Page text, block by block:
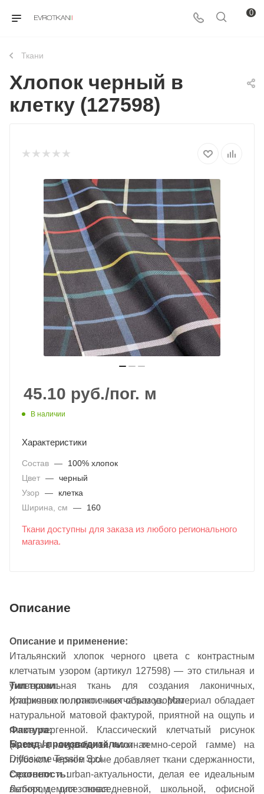
0
Ткани
Хлопок черный в
клетку (127598)
45.10 руб./пог. м
В наличии
Характеристики
Состав —
100% хлопок
Цвет — черный
Узор
—
клетка
Ширина, см
— 160
Ткани доступны для заказа из любого регионального
магазина.
Описание
Описание и применение:
Итальянский хлопок черного цвета с контрастным
клетчатым узором (артикул 127598) — это стильная и
универсальная ткань для создания лаконичных,
графичных и практичных образов. Материал обладает
натуральной матовой фактурой, приятной на ощупь и
гипоаллергенной. Классический клетчатый рисунок
(часто в серо-белой или темно-серой гамме) на
глубоком черном фоне добавляет ткани сдержанности,
строгости и urban-актуальности, делая ее идеальным
выбором для повседневной, школьной, офисной
Тип ткани:
Хлопковое полотно с клетчатым узором
Фактура:
Матовая, натуральная, плотная
Сезонность:
Летняя, демисезонная
Бренд / производитель:
Diffusione Tessile S.r.l.